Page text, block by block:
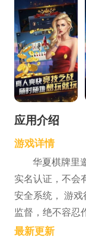
应用介绍
游戏详情
华夏棋牌里
实名认证，不会
安全系统， 游
监督，绝不容忍
最新更新